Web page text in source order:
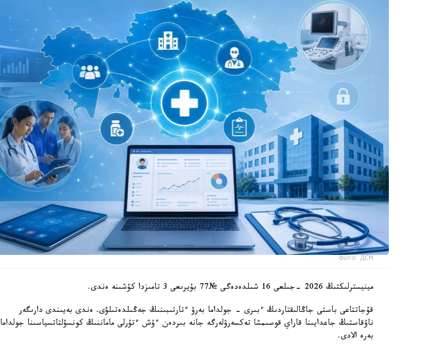
Фото: ДСМ
مينيسترلىكتىڭ 2026 -جىلعى 16 شىلدەدەگى №77 بۇيرىعى 3 تامىزدا كۇشىنە ەندى.
قۇجاتتاعى باستى جاڭالىقتاردىڭ ءبىرى - جولداما بەرۋ ءتارتىبىنىڭ جەڭىلدەتىلۋى. ەندى بەيىندى دارىگەر
ناۋقاستىڭ جاعدايىنا قاراي قوسىمشا تەكسەرۋلەرگە جانە بىردەن ءۇش ءتۇرلى ماماننىڭ كونسۋلتاتسياسىنا جولداما
بەرە الادى.